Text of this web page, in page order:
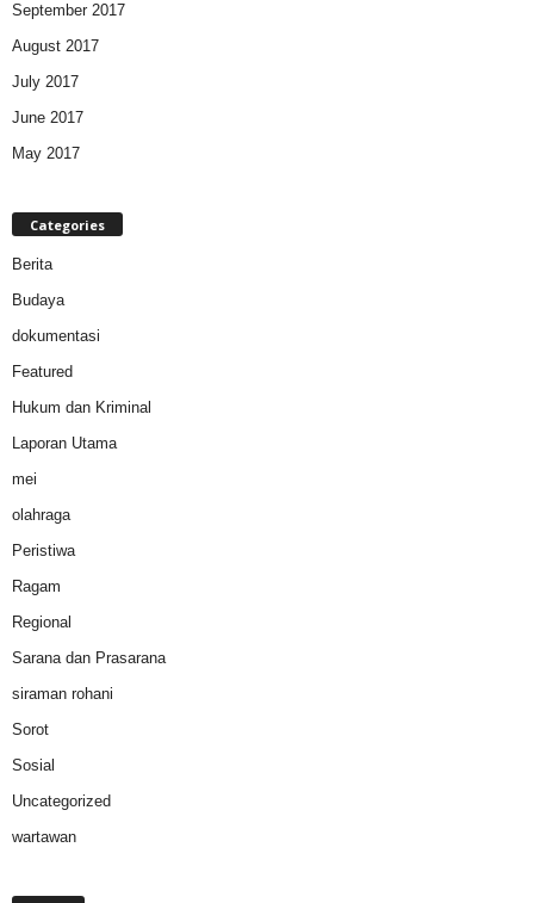
September 2017
August 2017
July 2017
June 2017
May 2017
Categories
Berita
Budaya
dokumentasi
Featured
Hukum dan Kriminal
Laporan Utama
mei
olahraga
Peristiwa
Ragam
Regional
Sarana dan Prasarana
siraman rohani
Sorot
Sosial
Uncategorized
wartawan